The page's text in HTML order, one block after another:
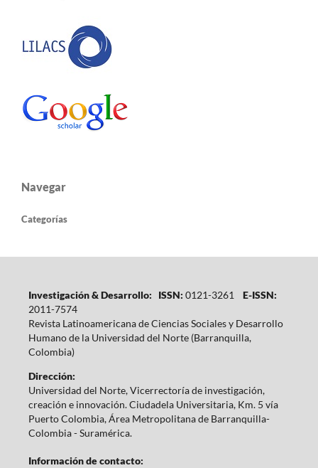
Navegar
Categorías
Investigación & Desarrollo: ISSN: 0121-3261E-ISSN:
2011-7574
Revista Latinoamericana de Ciencias Sociales y Desarrollo
Humano de la Universidad del Norte (Barranquilla,
Colombia)
Dirección:
Universidad del Norte, Vicerrectoría de investigación,
creación e innovación. Ciudadela Universitaria, Km. 5 vía
Puerto Colombia, Área Metropolitana de Barranquilla-
Colombia - Suramérica.
Información de contacto: